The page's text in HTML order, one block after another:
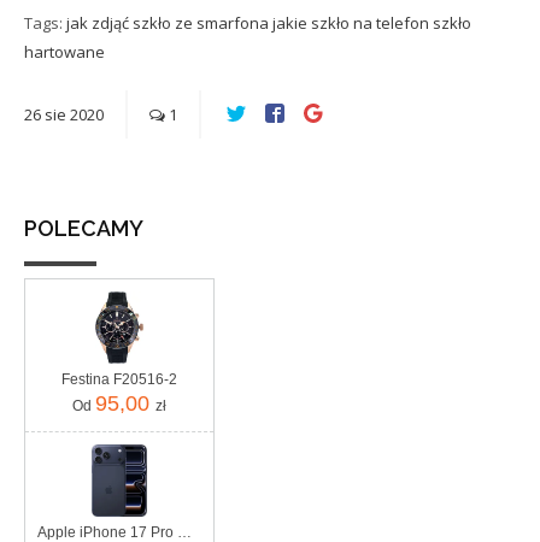
możesz go
przewieźć?
Tags: jak zdjąć szkło ze smarfona jakie szkło na telefon szkło
hartowane
26 sie 2020 1
POLECAMY
Festina F20516-2
Od 95,00 zł
Apple iPhone 17 Pro Max 256GB Głębinowy błękit